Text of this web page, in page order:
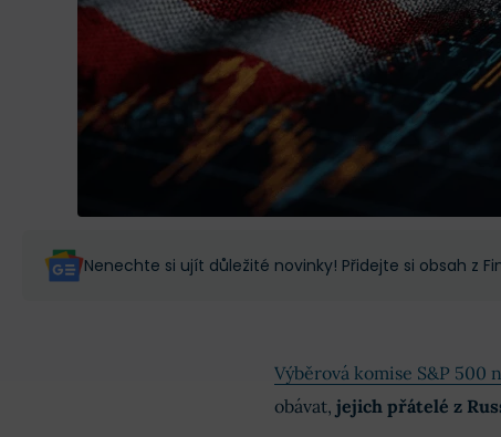
Nenechte si ujít důležité novinky! Přidejte si obsah z
Výběrová komise S&P 500
obávat, jejich přátelé z